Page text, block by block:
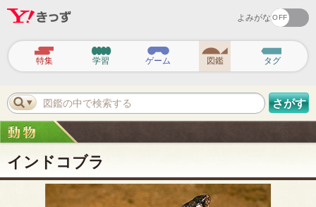
よみがな
ビ
ゲ
ー
シ
ョ
特集 学習 ゲーム 図鑑 タグ
図鑑の中で検索する さがす
インドコブラ